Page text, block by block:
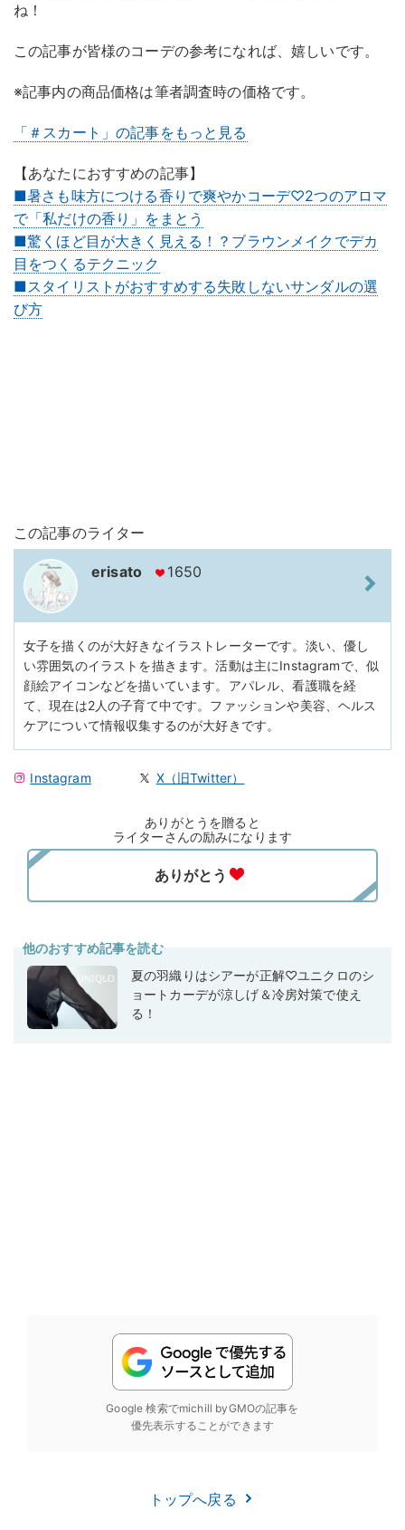
ね！
この記事が皆様のコーデの参考になれば、嬉しいです。
※記事内の商品価格は筆者調査時の価格です。
「＃スカート」の記事をもっと見る
【あなたにおすすめの記事】
■暑さも味方につける香りで爽やかコーデ♡2つのアロマ
で「私だけの香り」をまとう
■驚くほど目が大きく見える！？ブラウンメイクでデカ
目をつくるテクニック
■スタイリストがおすすめする失敗しないサンダルの選
び方
この記事のライター
erisato 1650
女子を描くのが大好きなイラストレーターです。淡い、優し
い雰囲気のイラストを描きます。活動は主にInstagramで、似
顔絵アイコンなどを描いています。アパレル、看護職を経
て、現在は2人の子育て中です。ファッションや美容、ヘルス
ケアについて情報収集するのが大好きです。
Instagram X（旧Twitter）
ありがとうを贈ると
ライターさんの励みになります
他のおすすめ記事を読む
夏の羽織りはシアーが正解♡ユニクロのシ
ョートカーデが涼しげ＆冷房対策で使え
る！
Google 検索でmichill byGMOの記事を
優先表示することができます
トップへ戻る